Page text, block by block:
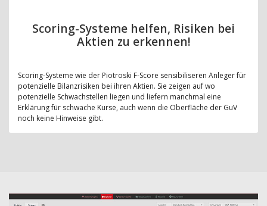
Scoring-Systeme helfen, Risiken bei
Aktien zu erkennen!
Scoring-Systeme wie der Piotroski F-Score sensibiliseren Anleger für
potenzielle Bilanzrisiken bei ihren Aktien. Sie zeigen auf wo
potenzielle Schwachstellen liegen und liefern manchmal eine
Erklärung für schwache Kurse, auch wenn die Oberfläche der GuV
noch keine Hinweise gibt.